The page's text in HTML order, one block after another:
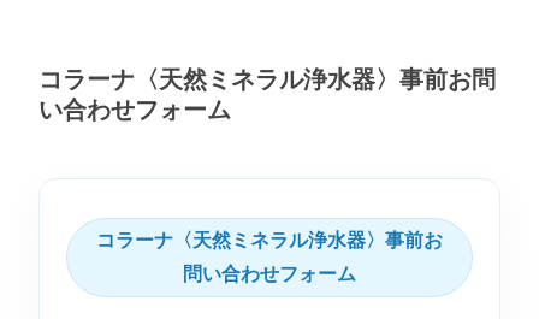
コラーナ〈天然ミネラル浄水器〉事前お問
い合わせフォーム
コラーナ〈天然ミネラル浄水器〉事前お
問い合わせフォーム